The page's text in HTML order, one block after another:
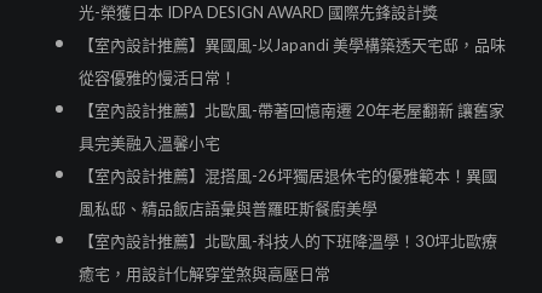
光-榮獲日本 IDPA DESIGN AWARD 國際先鋒設計獎
【室內設計推薦】異國風-以Japandi 美學構築透天宅邸，品味
從容優雅的慢活日常！
【室內設計推薦】北歐風-帶著回憶南遷 20年老屋翻新 讓舊家
具完美融入溫馨小宅
【室內設計推薦】混搭風-26坪獨居退休宅的優雅範本！異國
風私邸、精品飯店語彙與普羅旺斯餐廚美學
【室內設計推薦】北歐風-科技人的下班降溫學！30坪北歐療
癒宅，用設計化解穿堂煞與高壓日常